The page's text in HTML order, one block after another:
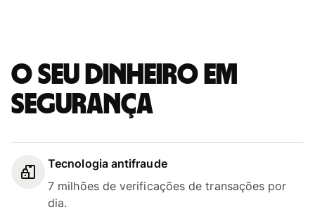
O seu dinheiro em
segurança
Tecnologia antifraude
7 milhões de verificações de transações por
dia.